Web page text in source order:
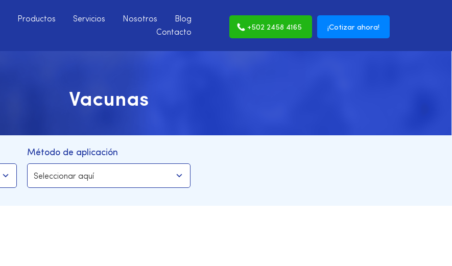
Productos Servicios Nosotros
Blog
Contacto
+502 2458 4165 ¡Cotizar ahora!
Vacunas
Método de aplicación